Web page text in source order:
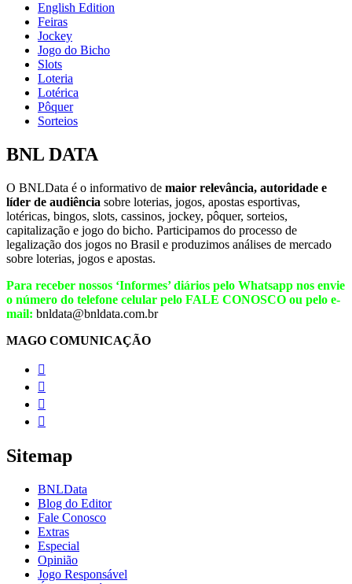
English Edition
Feiras
Jockey
Jogo do Bicho
Slots
Loteria
Lotérica
Pôquer
Sorteios
BNL DATA
O BNLData é o informativo de maior relevância, autoridade e
líder de audiência sobre loterias, jogos, apostas esportivas,
lotéricas, bingos, slots, cassinos, jockey, pôquer, sorteios,
capitalização e jogo do bicho. Participamos do processo de
legalização dos jogos no Brasil e produzimos análises de mercado
sobre loterias, jogos e apostas.
Para receber nossos ‘Informes’ diários pelo Whatsapp nos envie
o número do telefone celular pelo FALE CONOSCO ou pelo e-
mail: bnldata@bnldata.com.br
MAGO COMUNICAÇÃO




Sitemap
BNLData
Blog do Editor
Fale Conosco
Extras
Especial
Opinião
Jogo Responsável